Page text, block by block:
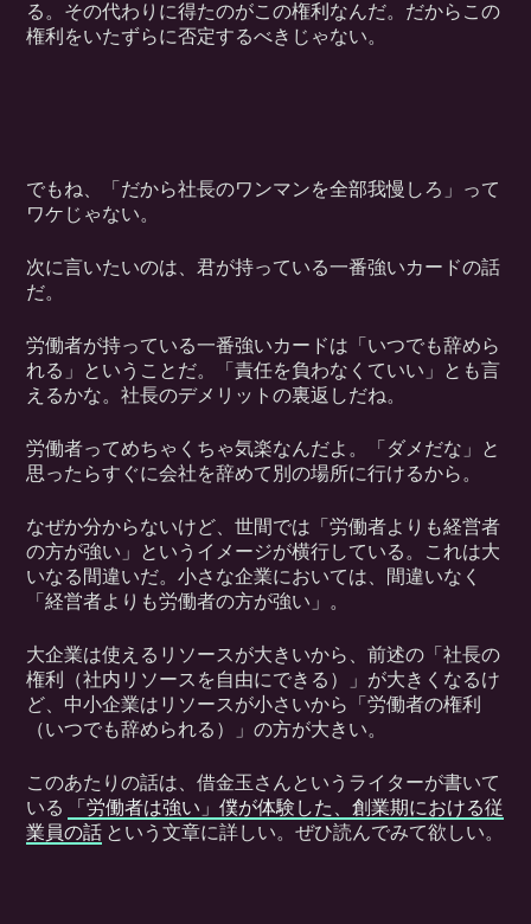
る。その代わりに得たのがこの権利なんだ。だからこの
権利をいたずらに否定するべきじゃない。
でもね、「だから社長のワンマンを全部我慢しろ」って
ワケじゃない。
次に言いたいのは、君が持っている一番強いカードの話
だ。
労働者が持っている一番強いカードは「いつでも辞めら
れる」ということだ。「責任を負わなくていい」とも言
えるかな。社長のデメリットの裏返しだね。
労働者ってめちゃくちゃ気楽なんだよ。「ダメだな」と
思ったらすぐに会社を辞めて別の場所に行けるから。
なぜか分からないけど、世間では「労働者よりも経営者
の方が強い」というイメージが横行している。これは大
いなる間違いだ。小さな企業においては、間違いなく
「経営者よりも労働者の方が強い」。
大企業は使えるリソースが大きいから、前述の「社長の
権利（社内リソースを自由にできる）」が大きくなるけ
ど、中小企業はリソースが小さいから「労働者の権利
（いつでも辞められる）」の方が大きい。
このあたりの話は、借金玉さんというライターが書いて
いる
「労働者は強い」僕が体験した、創業期における従
業員の話 という文章に詳しい。ぜひ読んでみて欲しい。